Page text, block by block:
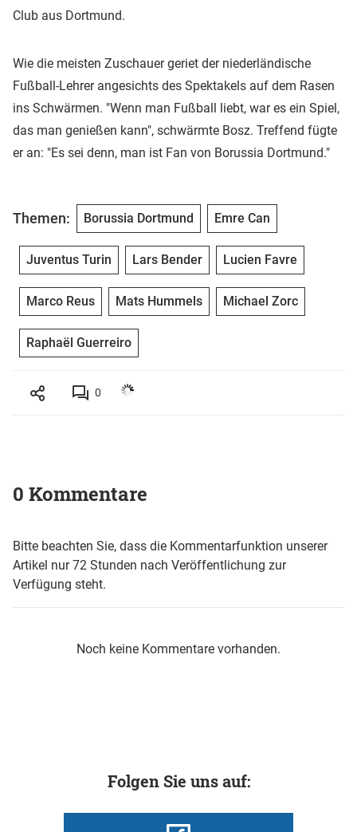
Club aus Dortmund.
Wie die meisten Zuschauer geriet der niederländische
Fußball-Lehrer angesichts des Spektakels auf dem Rasen
ins Schwärmen. "Wenn man Fußball liebt, war es ein Spiel,
das man genießen kann", schwärmte Bosz. Treffend fügte
er an: "Es sei denn, man ist Fan von Borussia Dortmund."
Themen: Borussia Dortmund Emre Can
Juventus Turin Lars Bender Lucien Favre
Marco Reus Mats Hummels Michael Zorc
Raphaël Guerreiro
0
0 Kommentare
Bitte beachten Sie, dass die Kommentarfunktion unserer
Artikel nur 72 Stunden nach Veröffentlichung zur
Verfügung steht.
Noch keine Kommentare vorhanden.
Folgen Sie uns auf: